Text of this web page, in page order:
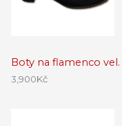
Boty na flamenco vel.
3,900Kč